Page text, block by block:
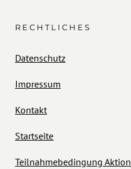
RECHTLICHES
Datenschutz
Impressum
Kontakt
Startseite
Teilnahmebedingung Aktion